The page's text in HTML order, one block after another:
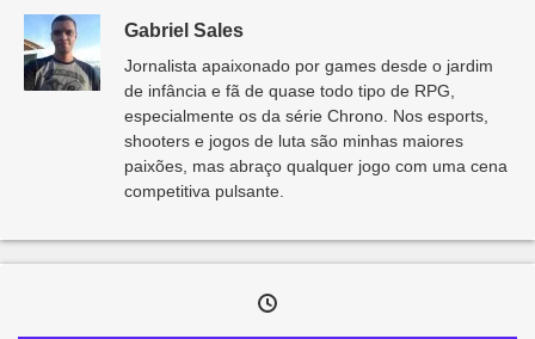
Gabriel Sales
Jornalista apaixonado por games desde o jardim
de infância e fã de quase todo tipo de RPG,
especialmente os da série Chrono. Nos esports,
shooters e jogos de luta são minhas maiores
paixões, mas abraço qualquer jogo com uma cena
competitiva pulsante.